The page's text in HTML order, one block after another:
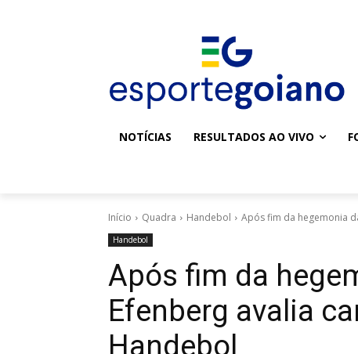
NOTÍCIAS RESULTADOS AO VIVO
Início Quadra Handebol Após fim da hegemonia
Handebol
Após fim da
Efenberg avalia
Handebol